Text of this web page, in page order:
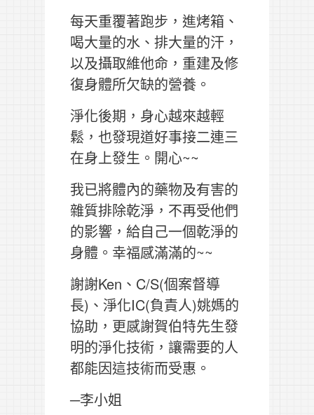
每天重覆著跑步，進烤箱、
喝大量的水、排大量的汗，
以及攝取維他命，重建及修
復身體所欠缺的營養。
淨化後期，身心越來越輕
鬆，也發現道好事接二連三
在身上發生。開心~~
我已將體內的藥物及有害的
雜質排除乾淨，不再受他們
的影響，給自己一個乾淨的
身體。幸福感滿滿的~~
謝謝Ken、C/S(個案督導
長)、淨化IC(負責人)姚媽的
協助，更感謝賀伯特先生發
明的淨化技術，讓需要的人
都能因這技術而受惠。
─李小姐